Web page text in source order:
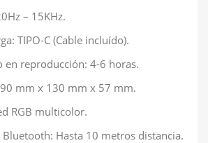
– 15KHz.
TIPO-C (Cable incluído).
en reproducción: 4-6 horas.
mm x 130 mm x 57 mm.
RGB multicolor.
Bluetooth: Hasta 10 metros distancia.